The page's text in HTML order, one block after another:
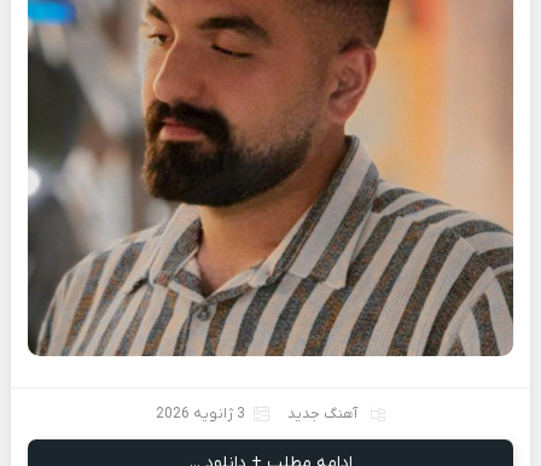
آهنگ جدید 3 ژانویه 2026